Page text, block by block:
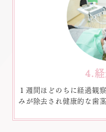
4.
１週間ほどのちに経過観
みが除去され健康的な歯